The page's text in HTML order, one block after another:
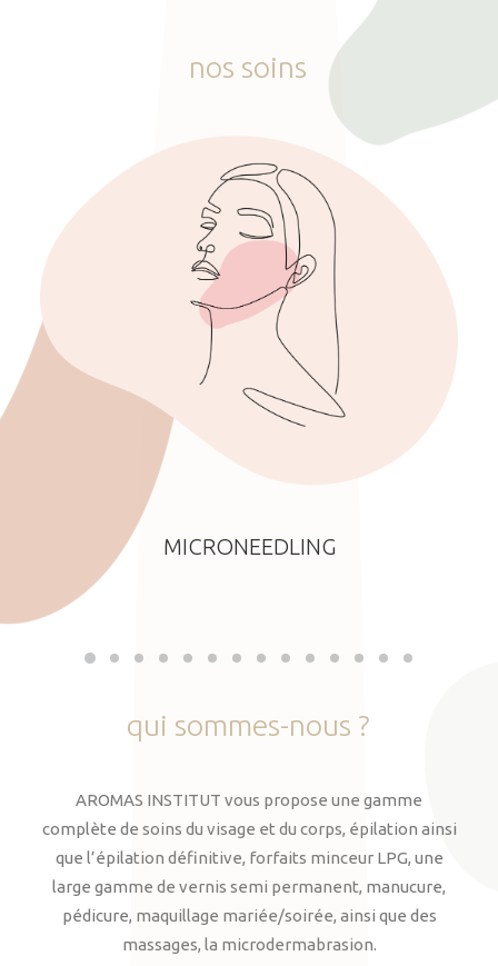
nos soins
MICRONEEDLING
qui sommes-nous ?
AROMAS INSTITUT vous propose une gamme
complète de soins du visage et du corps, épilation ainsi
que l’épilation définitive, forfaits minceur LPG, une
large gamme de vernis semi permanent, manucure,
pédicure, maquillage mariée/soirée, ainsi que des
massages, la microdermabrasion.